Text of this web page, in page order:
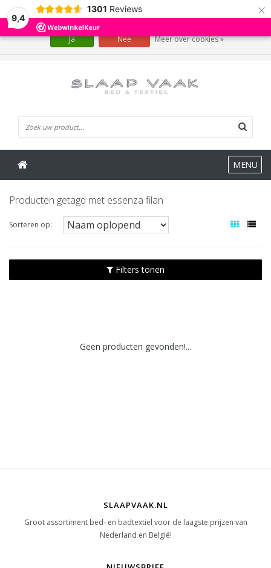
9,4
1301 Reviews ×
MENU
Producten getagd met essenza filan
Sorteren op:
Filters tonen
Geen producten gevonden!...
SLAAPVAAK.NL
Groot assortiment bed- en badtextiel voor de laagste prijzen van
Nederland en België!
Wij slaan cookies op om onze website te verbeteren. Is dat akkoord?
Ja Nee Meer over cookies »